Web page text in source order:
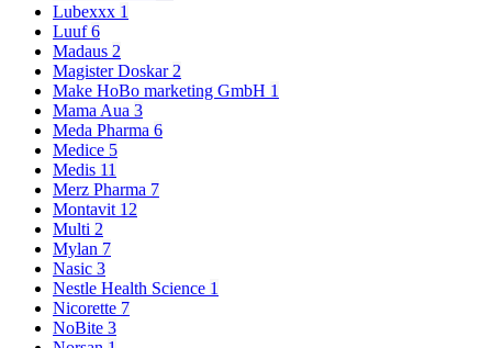
Lubexxx 1
Luuf6
Madaus 2
Magister Doskar 2
Make HoBo marketing GmbH 1
Mama Aua 3
Meda Pharma 6
Medice 5
Medis 11
Merz Pharma 7
Montavit 12
Multi 2
Mylan 7
Nasic 3
Nestle Health Science 1
Nicorette 7
NoBite 3